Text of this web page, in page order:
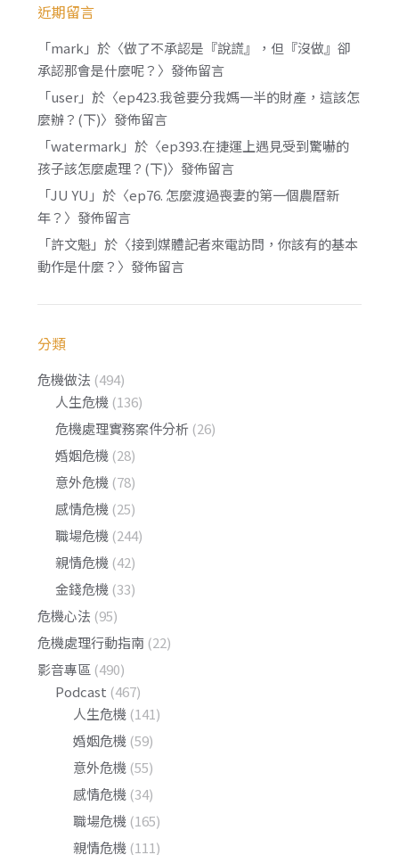
近期留言
「mark 」於〈做了不承認是『說謊』，但『沒做』卻
承認那會是什麼呢？ 〉發佈留言
「user」於〈ep423.我爸要分我媽一半的財產，這該怎
麼辦？(下)〉發佈留言
「watermark 」於〈ep393.在捷運上遇見受到驚嚇的
孩子該怎麼處理？(下)〉發佈留言
「JU YU 」於〈ep76. 怎麼渡過喪妻的第一個農曆新
年？ 〉發佈留言
「許文魁」於〈接到媒體記者來電訪問，你該有的基本
動作是什麼？ 〉發佈留言
分類
危機做法 (494)
人生危機 (136)
危機處理實務案件分析 (26)
婚姻危機 (28)
意外危機 (78)
感情危機 (25)
職場危機 (244)
親情危機 (42)
金錢危機 (33)
危機心法 (95)
危機處理行動指南 (22)
影音專區 (490)
Podcast (467)
人生危機 (141)
婚姻危機 (59)
意外危機 (55)
感情危機 (34)
職場危機 (165)
親情危機 (111)